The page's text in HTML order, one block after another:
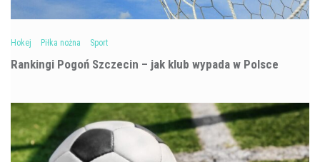
Hokej Piłka nożna Sport
Rankingi Pogoń Szczecin – jak klub wypada w Polsce